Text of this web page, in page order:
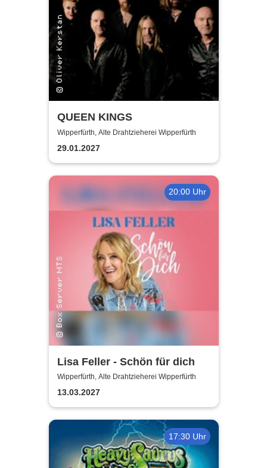
QUEEN KINGS
Wipperfürth, Alte Drahtzieherei Wipperfürth
29.01.2027
20:00 Uhr
Lisa Feller - Schön für dich
Wipperfürth, Alte Drahtzieherei Wipperfürth
13.03.2027
17:30 Uhr